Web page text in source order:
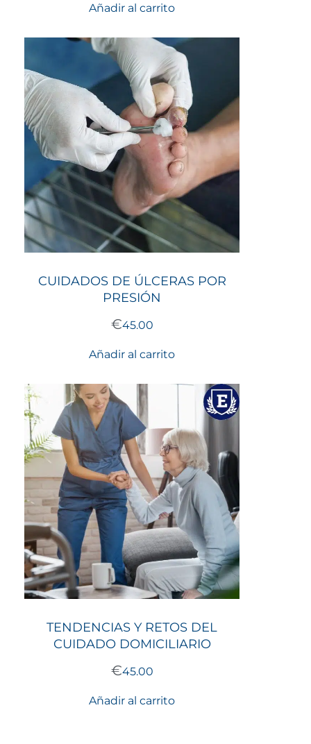
Añadir al carrito
CUIDADOS DE ÚLCERAS POR
PRESIÓN
€45.00
Añadir al carrito
TENDENCIAS Y RETOS DEL
CUIDADO DOMICILIARIO
€45.00
Añadir al carrito